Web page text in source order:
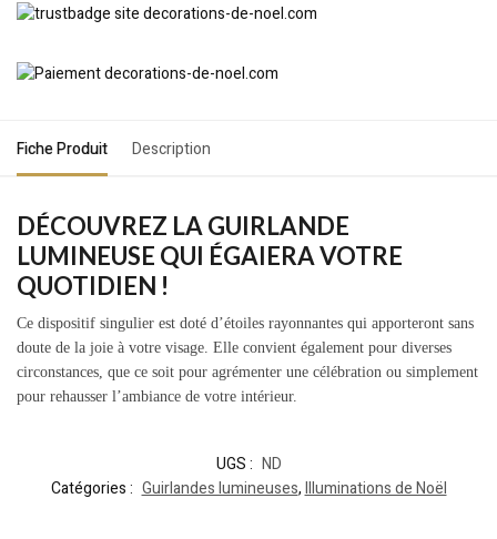
Fiche Produit Description
DÉCOUVREZ LA GUIRLANDE
LUMINEUSE QUI ÉGAIERA VOTRE
QUOTIDIEN !
Ce dispositif singulier est doté d’étoiles rayonnantes qui apporteront sans
doute de la joie à votre visage. Elle convient également pour diverses
circonstances, que ce soit pour agrémenter une célébration ou simplement
pour rehausser l’ambiance de votre intérieur.
UGS : ND
Catégories : Guirlandes lumineuses,Illuminations de Noël